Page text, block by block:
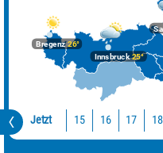
Bregenz26°
Innsbruck25°
Jetzt 15 16 17 18